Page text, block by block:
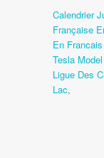
Calendrier
Française
En
Tesla
Ligue Des
Lac,